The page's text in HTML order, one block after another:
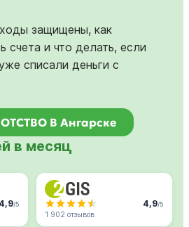
защищены, как
счета и что делать, если
списали деньги с
В Ангарске
в месяц
4,9/5 4,9/5
1 902 отзывов